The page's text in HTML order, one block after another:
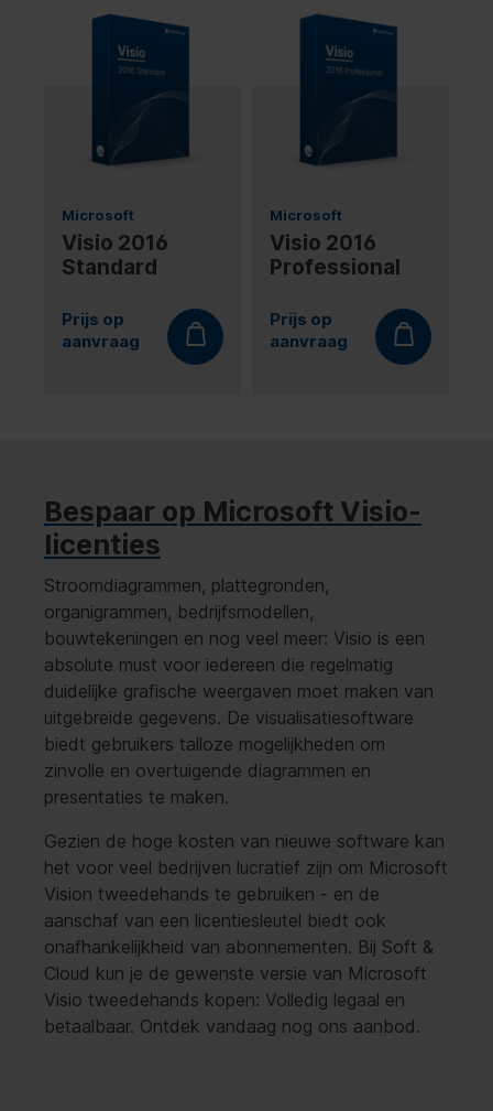
Microsoft
Visio 2016
Standard
Prijs op
aanvraag
Microsoft
Visio 2016
Professional
Prijs op
aanvraag
Bespaar op Microsoft Visio-
licenties
Stroomdiagrammen, plattegronden,
organigrammen, bedrijfsmodellen,
bouwtekeningen en nog veel meer: Visio is een
absolute must voor iedereen die regelmatig
duidelijke grafische weergaven moet maken van
uitgebreide gegevens. De visualisatiesoftware
biedt gebruikers talloze mogelijkheden om
zinvolle en overtuigende diagrammen en
presentaties te maken.
Gezien de hoge kosten van nieuwe software kan
het voor veel bedrijven lucratief zijn om Microsoft
Vision tweedehands te gebruiken - en de
aanschaf van een licentiesleutel biedt ook
onafhankelijkheid van abonnementen. Bij Soft &
Cloud kun je de gewenste versie van Microsoft
Visio tweedehands kopen: Volledig legaal en
betaalbaar. Ontdek vandaag nog ons aanbod.